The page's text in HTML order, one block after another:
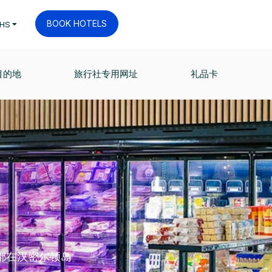
BOOK HOTELS
的地 旅行社专用网址 礼品卡
在汉密尔顿岛